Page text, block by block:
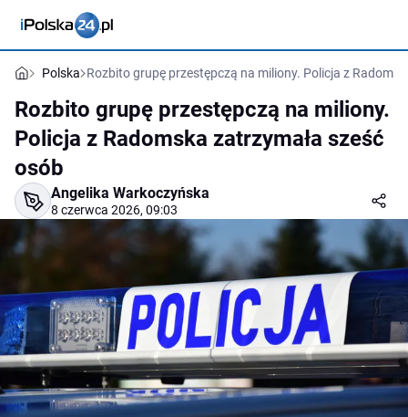
Polska Rozbito grupę przestępczą na miliony. Policja z
Rozbito grupę przestępczą na miliony.
Policja z Radomska zatrzymała sześć
osób
Angelika Warkoczyńska
8 czerwca 2026, 09:03